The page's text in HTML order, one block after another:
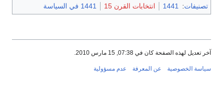
تصنيفات:
1441 انتخابات القرن 15 1441 في السياسة
آخر تعديل لهذه الصفحة كان في 07:38, 15 مارس 2010.
سياسة الخصوصية عن المعرفة عدم مسؤولية